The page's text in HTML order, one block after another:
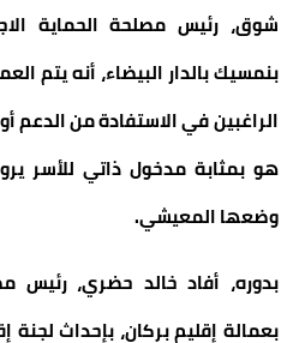
شوق، رئيس مصلحة الحماية
بنمسيك بالدار البيضاء، أنه يتم
الراغبين في الاستفادة من الدعم
هو بمثابة مدخول ذاتي للأسر
وضعها المعيشي.
بدوره، أفاد خالد حضري، رئيس
بعمالة إقليم بركان، بإحداث